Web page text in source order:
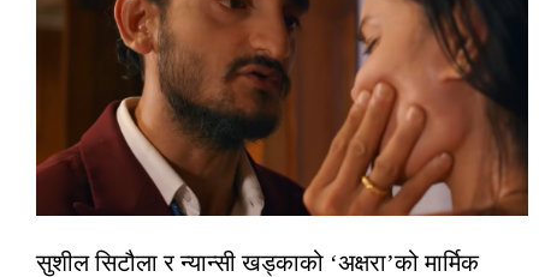
सुशील सिटौला र न्यान्सी खड्काको ‘अक्षरा’को मार्मिक